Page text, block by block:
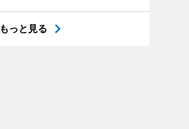
もっと見る